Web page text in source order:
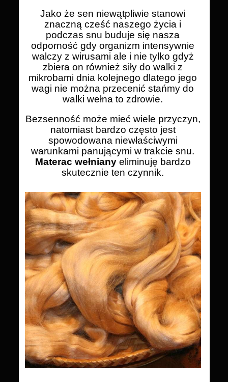
Jako że sen niewątpliwie stanowi
znaczną cześć naszego życia i
podczas snu buduje się nasza
odporność gdy organizm intensywnie
walczy z wirusami ale i nie tylko gdyż
zbiera on również siły do walki z
mikrobami dnia kolejnego dlatego jego
wagi nie można przecenić stańmy do
walki wełna to zdrowie.
Bezsenność może mieć wiele przyczyn,
natomiast bardzo często jest
spowodowana niewłaściwymi
warunkami panującymi w trakcie snu.
Materac wełnianyeliminuję bardzo
skutecznie ten czynnik.